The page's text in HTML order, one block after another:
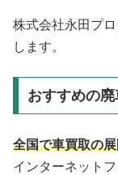
株式会社永田プ
します。
おすすめの
全国で車買取の
インターネット